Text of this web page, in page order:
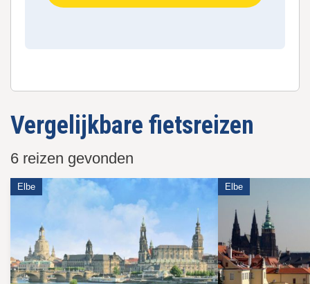
Vergelijkbare fietsreizen
6 reizen gevonden
Elbe Elbe